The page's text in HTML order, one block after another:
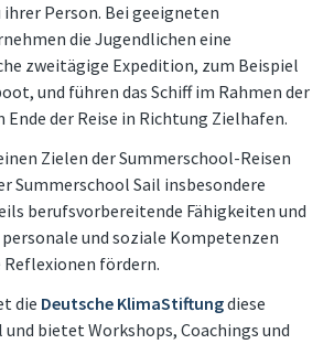
Person. Bei geeigneten
die Jugendlichen eine
zweitägige Expedition, zum Beispiel
und führen das Schiff im Rahmen der
Ende der Reise in Richtung Zielhafen.
Zielen der Summerschool-Reisen
Summerschool Sail insbesondere
berufsvorbereitende Fähigkeiten und
und soziale Kompetenzen
fördern.
die Deutsche KlimaStiftungdiese
bietet Workshops, Coachings und